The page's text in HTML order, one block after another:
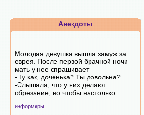
Анекдоты
Молодая девушка вышла замуж за
еврея. После первой брачной ночи
мать у нее спрашивает:
-Ну как, доченька? Ты довольна?
-Слышала, что у них делают
обрезание, но чтобы настолько...
информеры